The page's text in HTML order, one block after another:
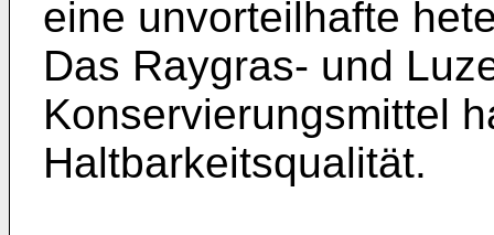
eine unvorteilhafte
Das Raygras- und
Konservierungsmittel
Haltbarkeitsqualität.